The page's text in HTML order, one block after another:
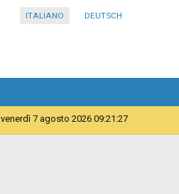
ITALIANO DEUTSCH
venerdì 7 agosto 2026 09:21:27